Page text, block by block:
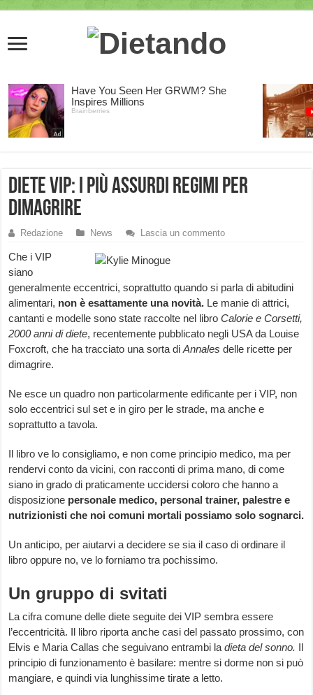
Diete VIP: i più assurdi regimi per
dimagrire
Redazione News Lascia un commento
Che i VIP
siano
generalmente eccentrici, soprattutto quando si parla di abitudini
alimentari, non è esattamente una novità. Le manie di attrici,
cantanti e modelle sono state raccolte nel libroCalorie e Corsetti,
2000 anni di diete, recentemente pubblicato negli USA da Louise
Foxcroft, che ha tracciato una sorta diAnnalesdelle ricette per
dimagrire.
Ne esce un quadro non particolarmente edificante per i VIP, non
solo eccentrici sul set e in giro per le strade, ma anche e
soprattutto a tavola.
Il libro ve lo consigliamo, e non come principio medico, ma per
rendervi conto da vicini, con racconti di prima mano, di come
siano in grado di praticamente uccidersi coloro che hanno a
disposizione personale medico, personal trainer, palestre e
nutrizionisti che noi comuni mortali possiamo solo sognarci.
Un anticipo, per aiutarvi a decidere se sia il caso di ordinare il
libro oppure no, ve lo forniamo tra pochissimo.
Un gruppo di svitati
La cifra comune delle diete seguite dei VIP sembra essere
l’eccentricità. Il libro riporta anche casi del passato prossimo, con
Elvis e Maria Callas che seguivano entrambi ladieta del sonno. Il
principio di funzionamento è basilare: mentre si dorme non si può
mangiare, e quindi via lunghissime tirate a letto.